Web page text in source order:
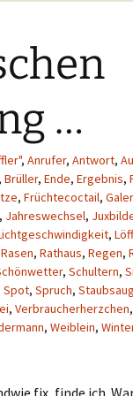
Wir üben „Frauen –
Wir üben wieder ein
„bisschen“
Werbewahnsinn…
Pantene Pro
und
„Hugo light
(klassische
„Hugo“ Sekt
Rhabarber
…
, Anrufer, Antwort,
, Brüller, Ende, Ergebnis,
, Früchtecoctail,
, Jahreswechsel,
,
Rasen, Rathaus, Regen,
, Schultern,
Spot, Spruch,
, Verbraucherherzchen,
, Weiblein,
fix, finde ich.